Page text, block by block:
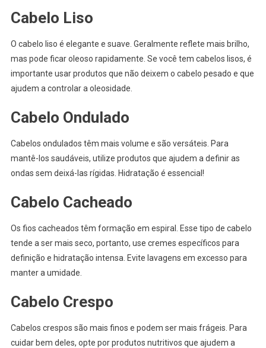
Cabelo Liso
O cabelo liso é elegante e suave. Geralmente reflete mais brilho,
mas pode ficar oleoso rapidamente. Se você tem cabelos lisos, é
importante usar produtos que não deixem o cabelo pesado e que
ajudem a controlar a oleosidade.
Cabelo Ondulado
Cabelos ondulados têm mais volume e são versáteis. Para
mantê-los saudáveis, utilize produtos que ajudem a definir as
ondas sem deixá-las rígidas. Hidratação é essencial!
Cabelo Cacheado
Os fios cacheados têm formação em espiral. Esse tipo de cabelo
tende a ser mais seco, portanto, use cremes específicos para
definição e hidratação intensa. Evite lavagens em excesso para
manter a umidade.
Cabelo Crespo
Cabelos crespos são mais finos e podem ser mais frágeis. Para
cuidar bem deles, opte por produtos nutritivos que ajudem a